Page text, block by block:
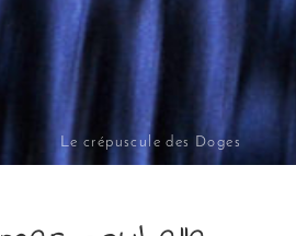
Le crépuscule des Doges